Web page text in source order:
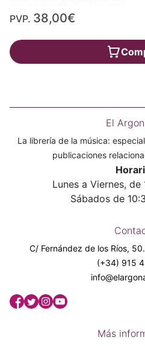
PVP. 38,00€
El
La librería de la música:
publicaciones
Lunes a Viernes,
Sábados de
C/ Fernández de los Ríos,
(+34) 915
Más